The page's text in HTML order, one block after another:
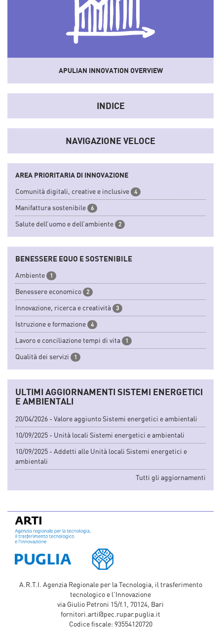
APULIAN INNOVATION OVERVIEW
Unostrumentoche sistematizza dati e informazioni del
sistema socio-economico e dell'innovazione regionale
convertendoli in indicatori sintetici.
INDICE
NAVIGAZIONE VELOCE
AREA PRIORITARIA DI INNOVAZIONE
Comunità digitali, creative e inclusive
4
Manifattura sostenibile 6
Salute dell’uomo e dell’ambiente 2
BENESSERE EQUO E SOSTENIBILE
Ambiente 1
Benessere economico 2
Innovazione, ricerca e creatività 3
Istruzione e formazione 4
Lavoro e conciliazione tempi di vita 1
Qualità dei servizi 1
ULTIMI AGGIORNAMENTI SISTEMI ENERGETICI
E AMBIENTALI
20/04/2026 - Valore aggiunto Sistemi energetici e ambientali
10/09/2025 - Unità locali Sistemi energetici e ambientali
10/09/2025 - Addetti alle Unità locali Sistemi energetici e
ambientali
Tutti gli aggiornamenti
A.R.T.I. Agenzia Regionale per la Tecnologia, il trasferimento
tecnologico e l'Innovazione
via Giulio Petroni 15/f.1, 70124, Bari
fornitori.arti@pec.rupar.puglia.it
Codice fiscale: 93554120720